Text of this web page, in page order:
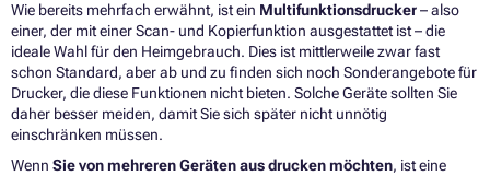
Wie bereits mehrfach erwähnt, ist ein Multifunktionsdrucker– also
einer, der mit einer Scan- und Kopierfunktion ausgestattet ist – die
ideale Wahl für den Heimgebrauch. Dies ist mittlerweile zwar fast
schon Standard, aber ab und zu finden sich noch Sonderangebote für
Drucker, die diese Funktionen nicht bieten. Solche Geräte sollten Sie
daher besser meiden, damit Sie sich später nicht unnötig
einschränken müssen.
Wenn Sie von mehreren Geräten aus drucken möchten, ist eine